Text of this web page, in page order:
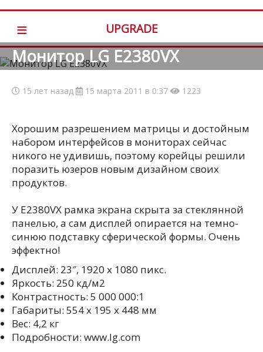
≡ UPGRADE
Монитор LG E2380VX
15 лет назад 15 марта 2011 в 0:37 1223
Хорошим разрешением матрицы и достойным
набором интерфейсов в мониторах сейчас
никого не удивишь, поэтому корейцы решили
поразить юзеров новым дизайном своих
продуктов.
У E2380VX рамка экрана скрыта за стеклянной
панелью, а сам дисплей опирается на темно-
синюю подставку сферической формы. Очень
эффектно!
Дисплей: 23″, 1920 х 1080 пикс.
Яркость: 250 кд/м2
Контрастность: 5 000 000:1
Габариты: 554 х 195 х 448 мм
Вес: 4,2 кг
Подробности: www.lg.com